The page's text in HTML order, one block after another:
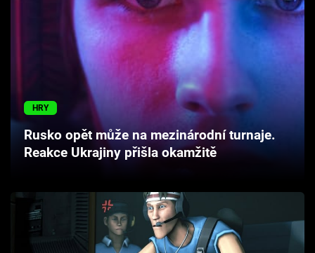
Cool Esport
Pořady
TV Program
Sledujte prima+
HRY
Rusko opět může na mezinárodní turnaje.
Reakce Ukrajiny přišla okamžitě